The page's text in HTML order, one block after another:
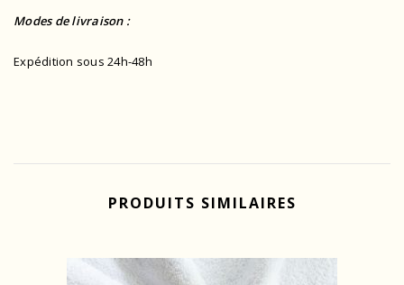
Modes de livraison :
Expédition sous 24h-48h
PRODUITS SIMILAIRES